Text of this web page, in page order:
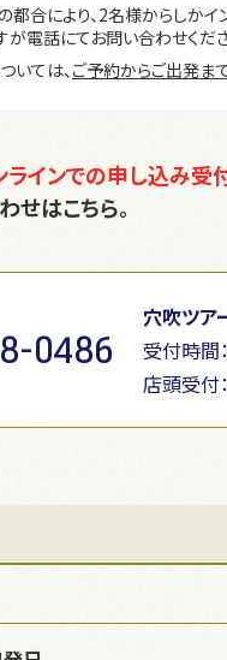
合により、2名様からしかイ
が電話にてお問い合わせくださ
いては、 ご予約からご出発ま
ラインでの申し込み受
せはこちら。
0486
穴吹ツア
受付時間
店頭受付